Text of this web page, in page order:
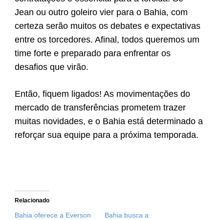
Jean ou outro goleiro vier para o Bahia, com
certeza serão muitos os debates e expectativas
entre os torcedores. Afinal, todos queremos um
time forte e preparado para enfrentar os
desafios que virão.
Então, fiquem ligados! As movimentações do
mercado de transferências prometem trazer
muitas novidades, e o Bahia está determinado a
reforçar sua equipe para a próxima temporada.
Relacionado
Bahia oferece a Everson
Bahia busca a